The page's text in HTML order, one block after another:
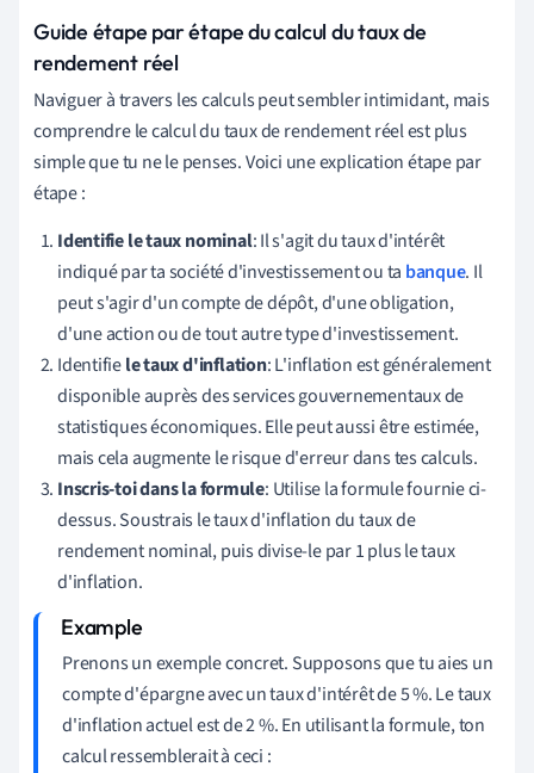
Guide étape par étape du calcul du taux de
rendement réel
Naviguer à travers les calculs peut sembler intimidant, mais
comprendre le calcul du taux de rendement réel est plus
simple que tu ne le penses. Voici une explication étape par
étape :
Identifie le taux nominal: Il s'agit du taux d'intérêt
indiqué par ta société d'investissement ou ta banque. Il
peut s'agir d'un compte de dépôt, d'une obligation,
d'une action ou de tout autre type d'investissement.
Identifiele taux d'inflation: L'inflation est généralement
disponible auprès des services gouvernementaux de
statistiques économiques. Elle peut aussi être estimée,
mais cela augmente le risque d'erreur dans tes calculs.
Inscris-toi dans la formule: Utilise la formule fournie ci-
dessus. Soustrais le taux d'inflation du taux de
rendement nominal, puis divise-le par 1 plus le taux
d'inflation.
Prenons un exemple concret. Supposons que tu aies un
compte d'épargne avec un taux d'intérêt de 5 %. Le taux
d'inflation actuel est de 2 %. En utilisant la formule, ton
calcul ressemblerait à ceci :